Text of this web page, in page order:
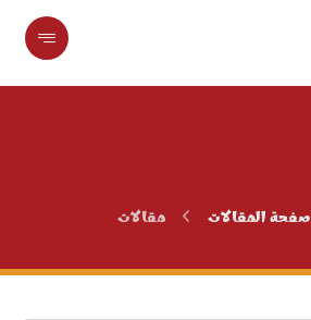
صفحة المقالات مقالات